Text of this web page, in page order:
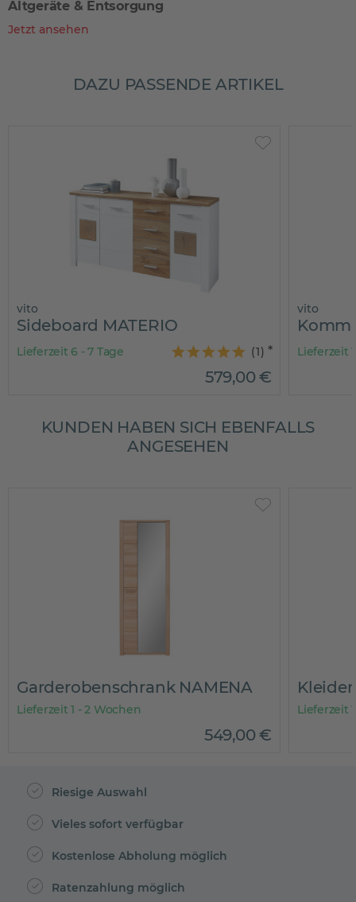
Altgeräte & Entsorgung
Jetzt ansehen
DAZU PASSENDE ARTIKEL
MATERIO
6 - 7 Tage (1)
€
Kommode
Lieferzeit 1 - 3 Tage
KUNDEN HABEN SICH EBENFALLS
ANGESEHEN
Garderobenschrank NAMENA
Lieferzeit 1 - 2 Wochen
549,00€
Lieferzeit
Riesige Auswahl
Vieles sofort verfügbar
Kostenlose Abholung möglich
Ratenzahlung möglich